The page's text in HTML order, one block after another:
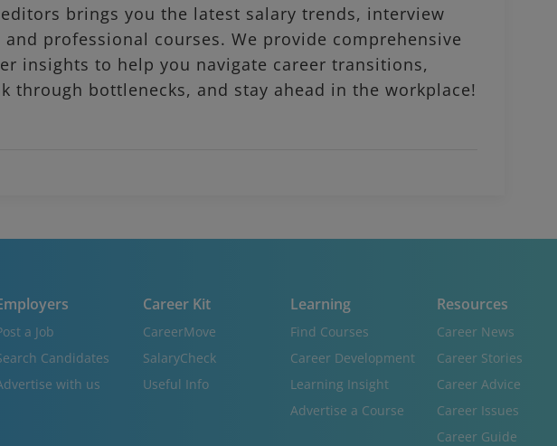
brings you the latest salary trends, interview
professional courses. We provide comprehensive
insights to help you navigate career transitions,
through bottlenecks, and stay ahead in the workplace!
a Job
Candidates
with us
Career Kit
CareerMove
SalaryCheck
Useful Info
Learning
Find Courses
Career Development
Learning Insight
Advertise a Course
Resources
Career News
Career Stories
Career Advice
Career Issues
Career Guide